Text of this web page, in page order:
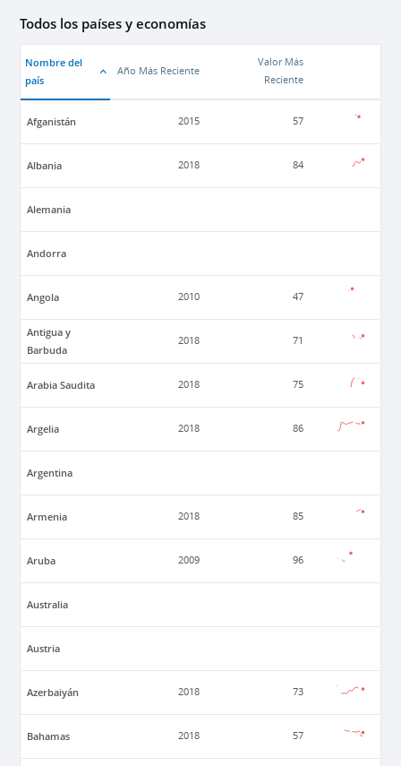
Todos los países y economías
Nombre del
país
Año Más Reciente
Valor Más
Reciente
Afganistán 2015 57
Albania 2018 84
Alemania
Andorra
Angola 2010 47
Antigua y
Barbuda
2018 71
Arabia Saudita 2018 75
Argelia 2018 86
Argentina
Armenia 2018 85
Aruba 2009 96
Australia
Austria
Azerbaiyán 2018 73
Bahamas 2018 57